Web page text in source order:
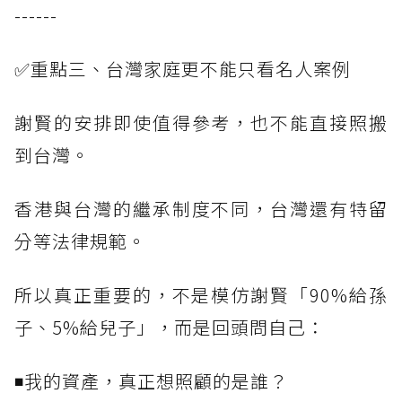
------
✅重點三、台灣家庭更不能只看名人案例
謝賢的安排即使值得參考，也不能直接照搬
到台灣。
香港與台灣的繼承制度不同，台灣還有特留
分等法律規範。
所以真正重要的，不是模仿謝賢「90%給孫
子、5%給兒子」，而是回頭問自己：
◾我的資產，真正想照顧的是誰？